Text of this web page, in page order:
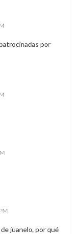
por
juanelo, por qué